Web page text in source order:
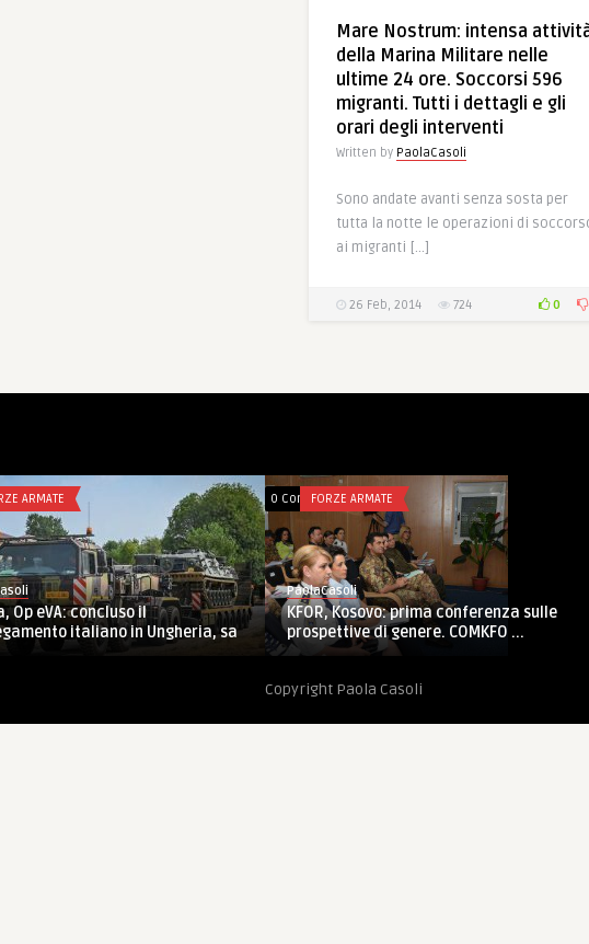
Mare Nostrum: intensa
della Marina Militare nelle
ultime 24 ore. Soccorsi 596
migranti. Tutti i dettagli e gli
orari degli interventi
Written by PaolaCasoli
Sono andate avanti senza sosta per
tutta la notte le operazioni di
ai migranti […]
26 Feb, 2014 724 0
0 CommentsFORZE ARMATE
PaolaCasoli
UNIFIL, Sector West: centinaia di
flaconi di farmaci consegnati da ...
0 CommentsFORZE ARMATE
PaolaCasoli
Scuola Sottufficiali Esercito:
la Assietta 2018, ciclo es ...
Copyright Paola Casoli